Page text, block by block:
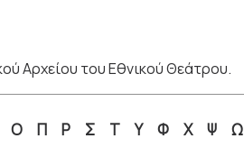
Αρχείου του Εθνικού Θεάτρου.
Ο Π Ρ Σ Τ Υ Φ Χ Ψ Ω